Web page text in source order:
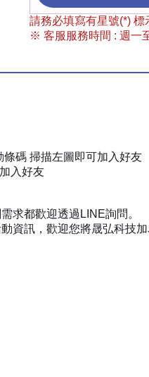
請務必填寫有星號(*)
※ 客服服務時間 : 週一
碼 掃描左圖即可加入好友
入好友
求都歡迎透過LINE詢問。
資訊，歡迎您將晟弘科技